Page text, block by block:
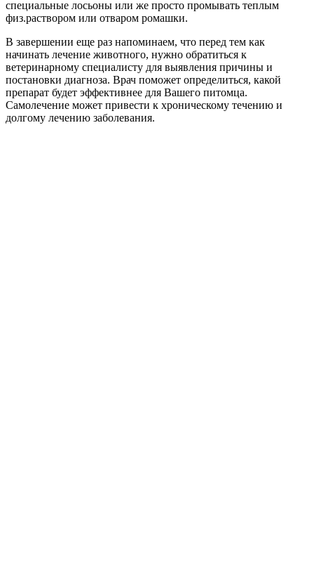
специальные лосьоны или же просто промывать теплым
физ.раствором или отваром ромашки.
В завершении еще раз напоминаем, что перед тем как
начинать лечение животного, нужно обратиться к
ветеринарному специалисту для выявления причины и
постановки диагноза. Врач поможет определиться, какой
препарат будет эффективнее для Вашего питомца.
Самолечение может привести к хроническому течению и
долгому лечению заболевания.